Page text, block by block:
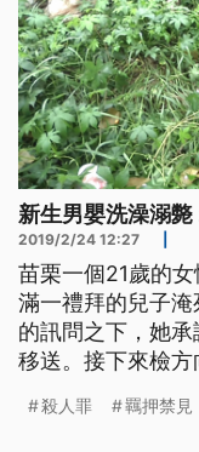
新生男嬰洗澡溺
2019/2/24 12:27
苗栗一個21歲的
滿一禮拜的兒子
的訊問之下，她
移送。接下來檢
裹的是一名才出
殺人罪 羈押禁見